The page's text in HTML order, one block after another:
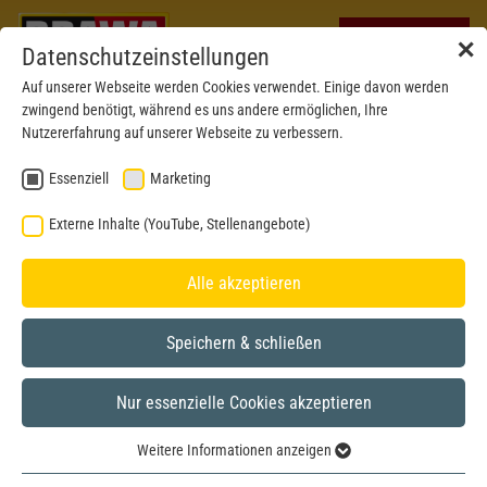
✕
Datenschutzeinstellungen
Auf unserer Webseite werden Cookies verwendet. Einige davon werden
zwingend benötigt, während es uns andere ermöglichen, Ihre
Nutzererfahrung auf unserer Webseite zu verbessern.
Essenziell Marketing
Externe Inhalte (YouTube, Stellenangebote)
Alle akzeptieren
Speichern & schließen
Nur essenzielle Cookies akzeptieren
Weitere Informationen anzeigen